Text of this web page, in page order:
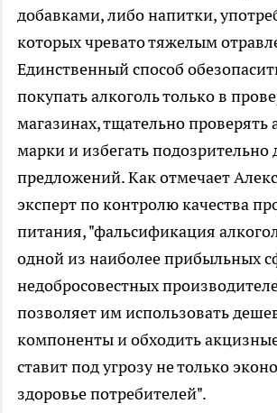
добавками, либо напитки,
которых чревато тяжелым
Единственный способ
покупать алкоголь только в
магазинах, тщательно проверять
марки и избегать
предложений. Как отмечает
эксперт по контролю качества
питания, "фальсификация
одной из наиболее прибыльных
недобросовестных
позволяет им использовать
компоненты и обходить
ставит под угрозу не только
здоровье потребителей".